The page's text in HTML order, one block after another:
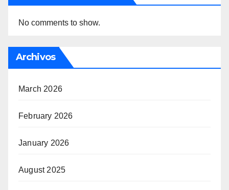
No comments to show.
Archivos
March 2026
February 2026
January 2026
August 2025